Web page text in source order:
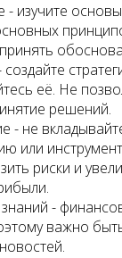
- изучите
её. Не
решений.
- не
или
риски и
-
важно